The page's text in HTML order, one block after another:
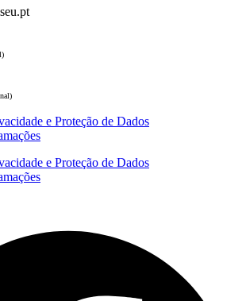
e Proteção de Dados
e Proteção de Dados